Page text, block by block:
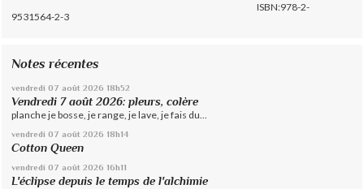
ISBN:978-2-
9531564-2-3
Notes récentes
vendredi 07 août 2026 18h52
Vendredi 7 août 2026: pleurs, colère
planche je bosse, je range, je lave, je fais du...
vendredi 07 août 2026 18h14
Cotton Queen
vendredi 07 août 2026 16h11
L'éclipse depuis le temps de l'alchimie